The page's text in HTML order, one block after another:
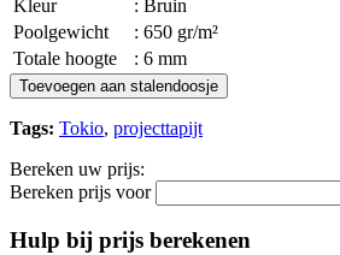
Kleur
: Bruin
Poolgewicht
: 650 gr/m²
Totale hoogte
: 6 mm
Toevoegen aan stalendoosje
Tags: Tokio, projecttapijt
Bereken uw prijs:
Bereken prijs voor
Hulp bij prijs berekenen